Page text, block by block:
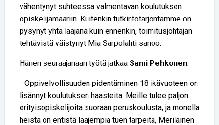
vähentynyt suhteessa valmentavan koulutuksen
opiskelijamääriin. Kuitenkin tutkintotarjontamme on
pysynyt yhtä laajana kuin ennenkin, toimitusjohtajan
tehtävistä väistynyt Mia Sarpolahti sanoo.
Hänen seuraajanaan työtä jatkaa Sami Pehkonen.
–Oppivelvollisuuden pidentäminen 18 ikävuoteen on
lisännyt koulutuksen haasteita. Meille tulee paljon
erityisopiskelijoita suoraan peruskoulusta, ja monella
heistä on entistä laajempia tuen tarpeita, Meriläinen